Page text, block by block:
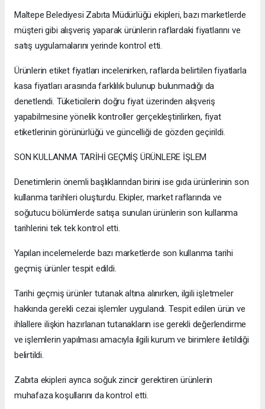
Maltepe Belediyesi Zabıta Müdürlüğü ekipleri, bazı marketlerde
müşteri gibi alışveriş yaparak ürünlerin raflardaki fiyatlarını ve
satış uygulamalarını yerinde kontrol etti.
Ürünlerin etiket fiyatları incelenirken, raflarda belirtilen fiyatlarla
kasa fiyatları arasında farklılık bulunup bulunmadığı da
denetlendi. Tüketicilerin doğru fiyat üzerinden alışveriş
yapabilmesine yönelik kontroller gerçekleştirilirken, fiyat
etiketlerinin görünürlüğü ve güncelliği de gözden geçirildi.
SON KULLANMA TARİHİ GEÇMİŞ ÜRÜNLERE İŞLEM
Denetimlerin önemli başlıklarından birini ise gıda ürünlerinin son
kullanma tarihleri oluşturdu. Ekipler, market raflarında ve
soğutucu bölümlerde satışa sunulan ürünlerin son kullanma
tarihlerini tek tek kontrol etti.
Yapılan incelemelerde bazı marketlerde son kullanma tarihi
geçmiş ürünler tespit edildi.
Tarihi geçmiş ürünler tutanak altına alınırken, ilgili işletmeler
hakkında gerekli cezai işlemler uygulandı. Tespit edilen ürün ve
ihlallere ilişkin hazırlanan tutanakların ise gerekli değerlendirme
ve işlemlerin yapılması amacıyla ilgili kurum ve birimlere iletildiği
belirtildi.
Zabıta ekipleri ayrıca soğuk zincir gerektiren ürünlerin
muhafaza koşullarını da kontrol etti.